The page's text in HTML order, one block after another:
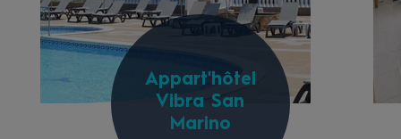
Appart'hôtel
Vibra San
Marino